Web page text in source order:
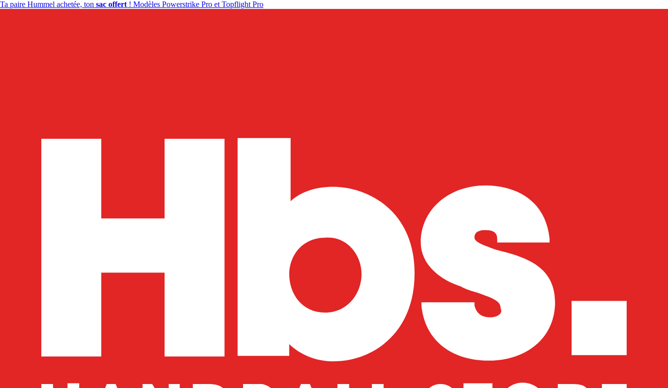
Ta paire Hummel achetée, ton sac offert ! Modèles Powerstrike Pro et Topflight Pro